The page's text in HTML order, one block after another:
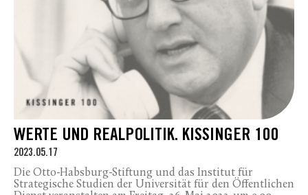
WERTE UND REALPOLITIK. KISSINGER 100
2023.05.17
Die Otto-Habsburg-Stiftung und das Institut für
Strategische Studien der Universität für den Öffentlichen